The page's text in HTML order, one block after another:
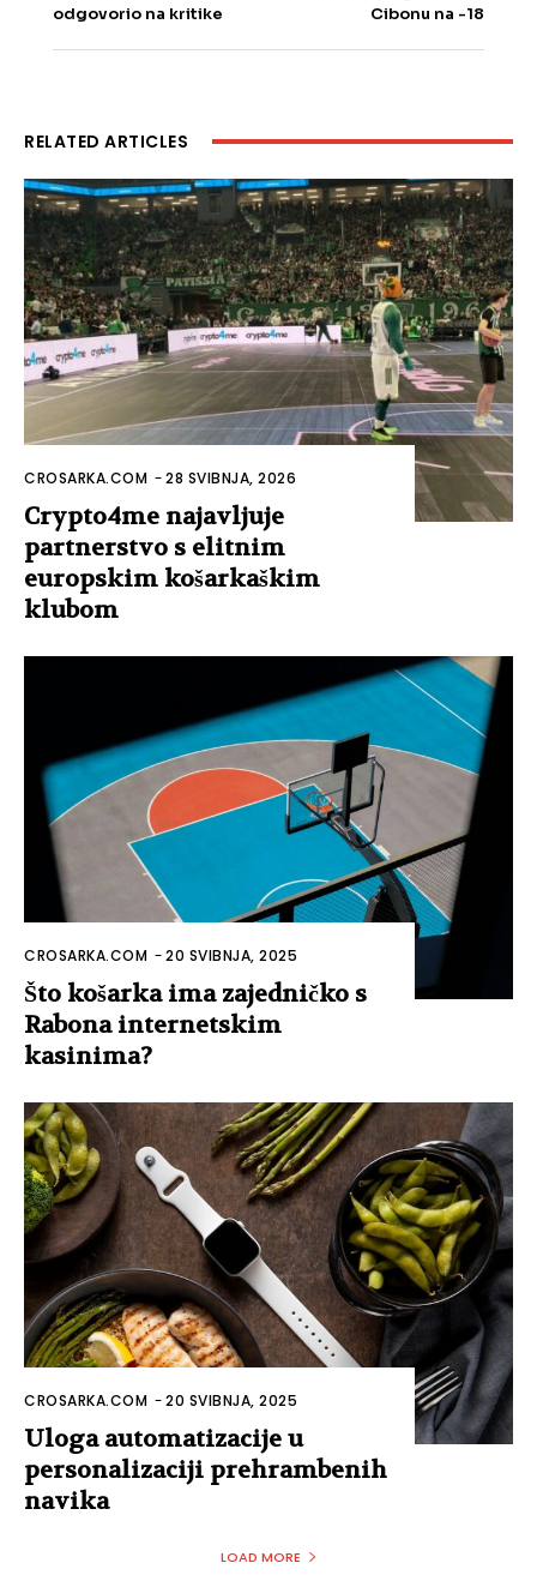
odgovorio na kritike
Cibonu na -18
RELATED ARTICLES
CROSARKA.COM -28 SVIBNJA, 2026
Crypto4me najavljuje
partnerstvo s elitnim
europskim košarkaškim
klubom
CROSARKA.COM -20 SVIBNJA, 2025
Što košarka ima zajedničko s
Rabona internetskim
kasinima?
CROSARKA.COM -20 SVIBNJA, 2025
Uloga automatizacije u
personalizaciji prehrambenih
navika
LOAD MORE